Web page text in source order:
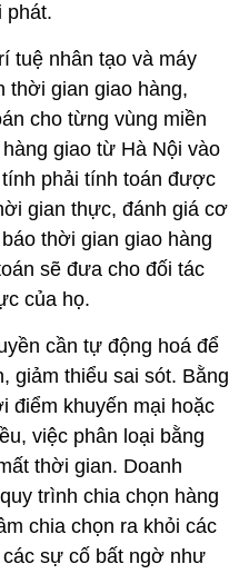
phải tính toán được
gian thực, đánh giá cơ
thời gian giao hàng
sẽ đưa cho đối tác
của họ.
cần tự động hoá để
giảm thiểu sai sót. Bằng
điểm khuyến mại hoặc
việc phân loại bằng
thời gian. Doanh
chia chọn ra khỏi các
sự cố bất ngờ như
mạng lưới tập trung
Ví dụ có sự cố bất
dịch, bộ phận điều
thông tin và điều tiết để